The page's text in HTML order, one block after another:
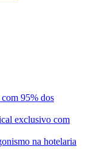
95% dos
exclusivo com
na hotelaria